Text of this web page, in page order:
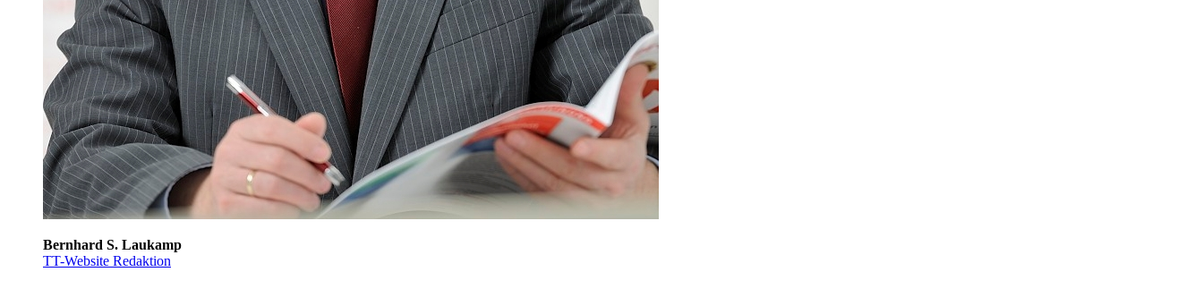
Bernhard S. Laukamp
TT-Website Redaktion